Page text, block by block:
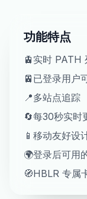
功能特点
🚊 实时 PATH
🚈 已登录用户
📍多站点追踪
🔄每30秒实时
📱 移动友好设
🌍登录后可用
🧭HBLR 专属